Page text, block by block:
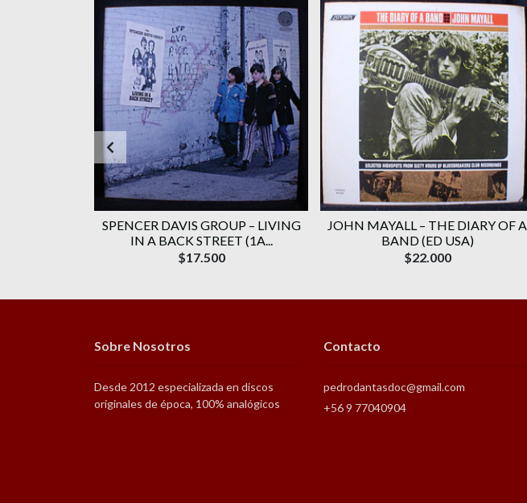
SPENCER DAVIS GROUP ‎– LIVING
IN A BACK STREET (1A...
$17.500
JOHN MAYALL ‎– THE DIARY OF A
BAND (ED USA)
$22.000
Sobre Nosotros
Desde 2012 especializada en discos
originales de época, 100% analógicos
Contacto
pedrodantasdoc@gmail.com
+56 9 77040904